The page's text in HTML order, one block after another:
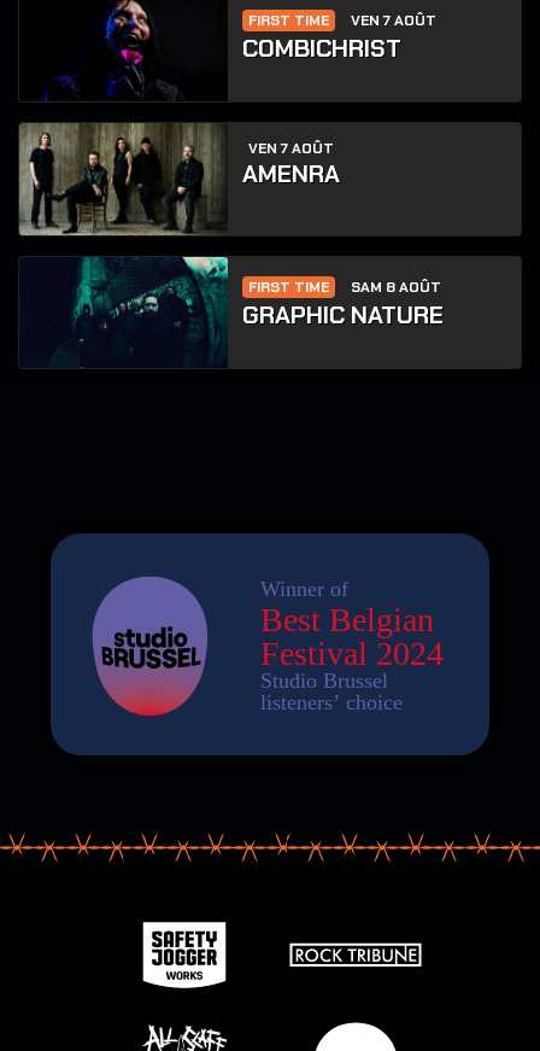
FIRST TIME VEN 7 AOÛT
COMBICHRIST
VEN 7 AOÛT
AMENRA
FIRST TIME SAM 8 AOÛT
GRAPHIC NATURE